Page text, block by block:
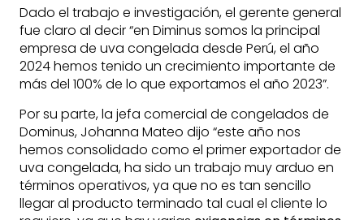
Dado el trabajo e investigación, el gerente general
fue claro al decir “en Diminus somos la principal
empresa de uva congelada desde Perú, el año
2024 hemos tenido un crecimiento importante de
más del 100% de lo que exportamos el año 2023”.
Por su parte, la jefa comercial de congelados de
Dominus, Johanna Mateo dijo “este año nos
hemos consolidado como el primer exportador de
uva congelada, ha sido un trabajo muy arduo en
términos operativos, ya que no es tan sencillo
llegar al producto terminado tal cual el cliente lo